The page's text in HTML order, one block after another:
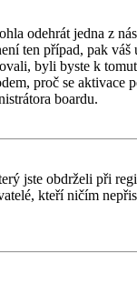
odehrát jedna z
ten případ, pak
byli byste k
proč se aktivace
boardu.
jste obdrželi při
kteří ničím